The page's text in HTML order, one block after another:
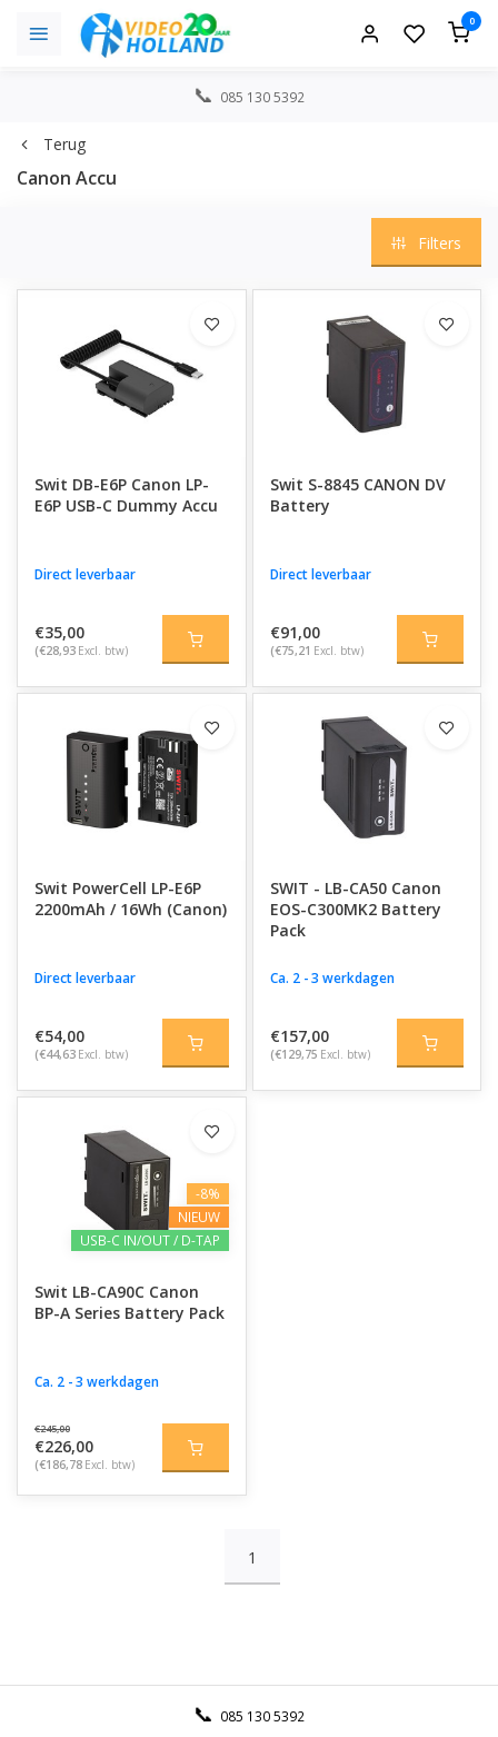
0
085 130 5392
Terug
Canon Accu
Filters
Swit DB-E6P Canon LP-
E6P USB-C Dummy Accu
Direct leverbaar
€35,00
(€28,93 Excl. btw)
Swit S-8845 CANON DV
Battery
Direct leverbaar
€91,00
(€75,21 Excl. btw)
Swit PowerCell LP-E6P
2200mAh / 16Wh (Canon)
Direct leverbaar
€54,00
(€44,63 Excl. btw)
SWIT - LB-CA50 Canon
EOS-C300MK2 Battery
Pack
Ca. 2 - 3 werkdagen
€157,00
(€129,75 Excl. btw)
-8%
NIEUW
USB-C IN/OUT / D-TAP
Swit LB-CA90C Canon
BP-A Series Battery Pack
Ca. 2 - 3 werkdagen
€245,00
€226,00
(€186,78 Excl. btw)
1
085 130 5392